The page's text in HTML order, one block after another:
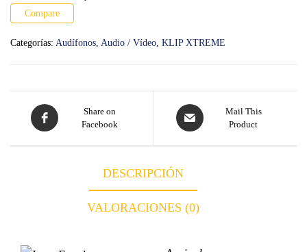
Compare
Categorías: Audífonos, Audio / Vídeo, KLIP XTREME
Share on
Facebook
Mail This
Product
DESCRIPCIÓN
VALORACIONES (0)